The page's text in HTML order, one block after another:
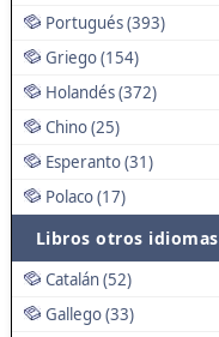
Portugués (393)
Griego (154)
Holandés (372)
Chino (25)
Esperanto (31)
Polaco (17)
Libros otros idiomas
Catalán (52)
Gallego (33)